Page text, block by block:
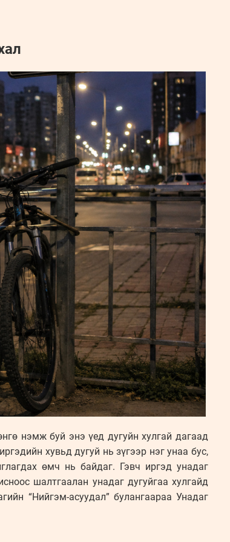
нэмж буй энэ үед дугуйн хулгай дагаад
хувьд дугуй нь зүгээр нэг унаа бус,
өмч нь байдаг. Гэвч иргэд унадаг
шалтгаалан унадаг дугуйгаа хулгайд
“Нийгэм-асуудал” булангаараа Унадаг